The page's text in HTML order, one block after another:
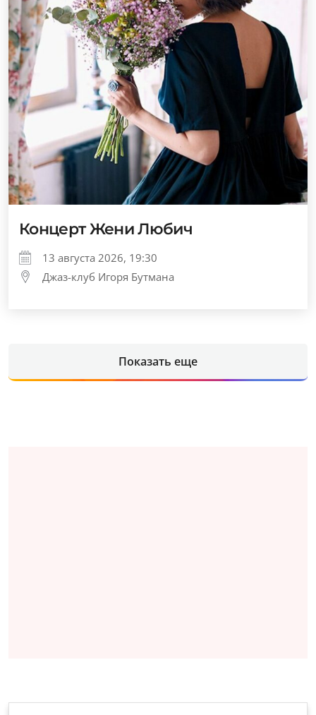
Концерт Жени Любич
13 августа 2026, 19:30
Джаз-клуб Игоря Бутмана
Показать еще